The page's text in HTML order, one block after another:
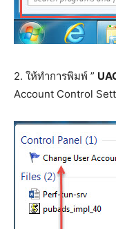
2. ให้ทำการพิมพ์ ”
Account Control